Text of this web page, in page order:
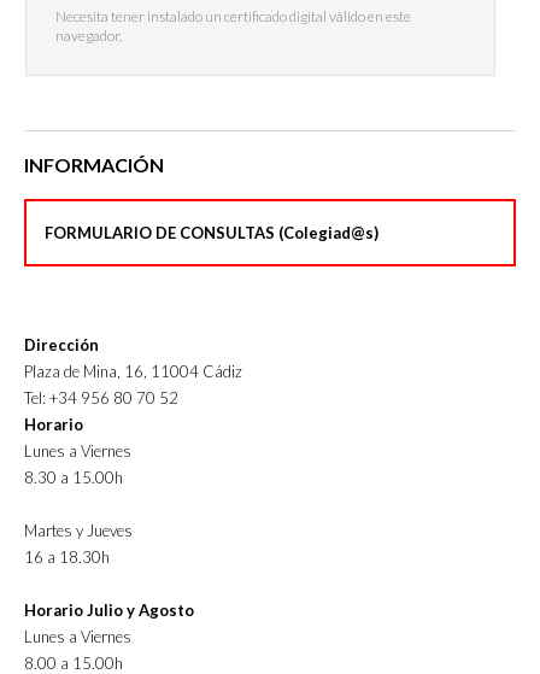
Necesita tener instalado un certificado digital válido en este
navegador.
INFORMACIÓN
FORMULARIO DE CONSULTAS (Colegiad@s)
Dirección
Plaza de Mina, 16, 11004 Cádiz
Tel: +34 956 80 70 52
Horario
Lunes a Viernes
8.30 a 15.00h
Martes y Jueves
16 a 18.30h
Horario Julio y Agosto
Lunes a Viernes
8.00 a 15.00h